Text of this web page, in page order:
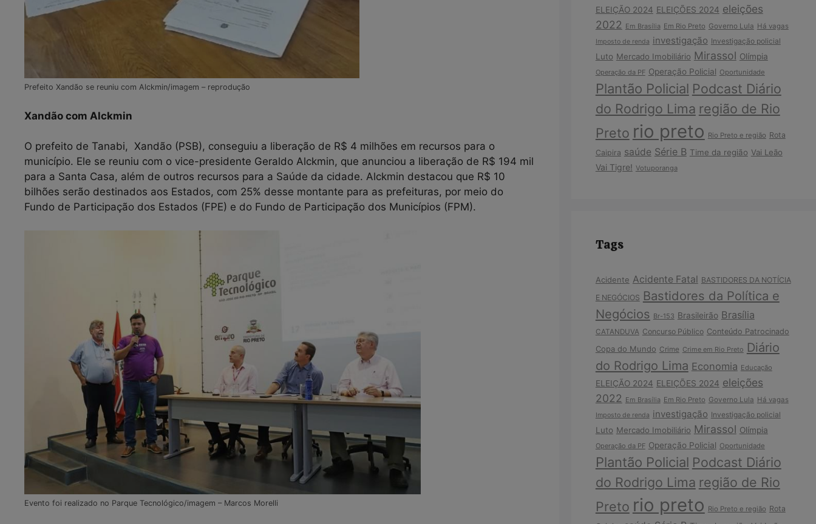
Prefeito Xandão se reuniu com Alckmin/imagem – reprodução
Xandão com Alckmin
O prefeito de Tanabi, Xandão (PSB), conseguiu a liberação de R$ 4 milhões em recursos para o
município. Ele se reuniu com o vice-presidente Geraldo Alckmin, que anunciou a liberação de R$ 194 mil
para a Santa Casa, além de outros recursos para a Saúde da cidade. Alckmin destacou que R$ 10
bilhões serão destinados aos Estados, com 25% desse montante para as prefeituras, por meio do
Fundo de Participação dos Estados (FPE) e do Fundo de Participação dos Municípios (FPM).
Evento foi realizado no Parque Tecnológico/imagem – Marcos Morelli
ELEIÇÃO 2024 ELEIÇÕES 2024 eleições
2022 Em Brasília Em Rio Preto Governo Lula Há vagas
Imposto de renda investigação Investigação policial
Luto Mercado Imobiliário Mirassol Olímpia
Operação da PF Operação Policial Oportunidade
Plantão Policial Podcast Diário
do Rodrigo Lima região de Rio
Preto rio preto Rio Preto e região Rota
Caipira saúde Série B Time da região Vai Leão
Vai Tigre! Votuporanga
Tags
Acidente Acidente Fatal BASTIDORES DA NOTÍCIA
E NEGÓCIOS Bastidores da Política e
Negócios Br-153 Brasileirão Brasília
CATANDUVA Concurso Público Conteúdo Patrocinado
Copa do Mundo Crime Crime em Rio Preto Diário
do Rodrigo Lima Economia Educação
ELEIÇÃO 2024 ELEIÇÕES 2024 eleições
2022 Em Brasília Em Rio Preto Governo Lula Há vagas
Imposto de renda investigação Investigação policial
Luto Mercado Imobiliário Mirassol Olímpia
Operação da PF Operação Policial Oportunidade
Plantão Policial Podcast Diário
do Rodrigo Lima região de Rio
Preto rio preto Rio Preto e região Rota